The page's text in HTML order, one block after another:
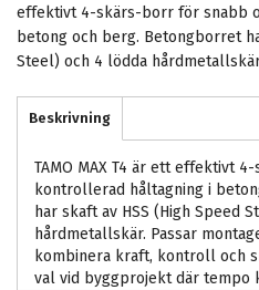
effektivt 4-skärs-borr för snabb
betong och berg. Betongborret
Steel) och 4 lödda
Beskrivning
TAMO MAX T4 är ett effektivt
kontrollerad håltagning i
har skaft av HSS (High Speed
hårdmetallskär. Passar
kombinera kraft, kontroll och
val vid byggprojekt där tempo